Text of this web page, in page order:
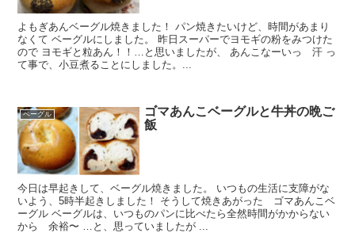
よもぎあんベーグル焼きました！ パン焼きたいけど、時間があまり
なくて ベーグルにしました。 昨日スーパーでヨモギの粉をみつけた
ので ヨモギと粒あん！！…と思いましたが、 あんこなーいっ 汗 っ
て事で、小豆煮ることにしました。...
ベーグル
ゴマあんこベーグルと牛丼の晩ご
飯
今日は早起きして、ベーグル焼きました。 いつもの生活に支障がな
いよう、5時半起きしました！ そうして焼きあがった ゴマあんこベ
ーグル ベーグルは、いつものパンに比べたら全然時間がかからない
から 余裕〜 …と、思っていましたが ...